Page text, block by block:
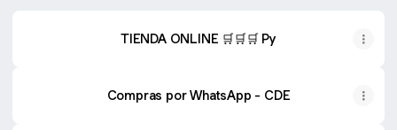
TIENDA ONLINE 🛒🛒🛒 Py
Compras por WhatsApp - CDE